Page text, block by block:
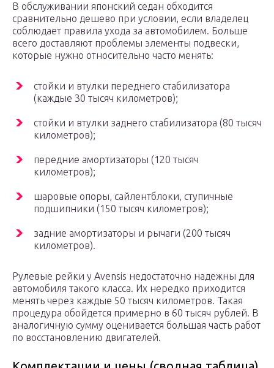
В обслуживании японский седан обходится
сравнительно дешево при условии, если владелец
соблюдает правила ухода за автомобилем. Больше
всего доставляют проблемы элементы подвески,
которые нужно относительно часто менять:
стойки и втулки переднего стабилизатора
(каждые 30 тысяч километров);
стойки и втулки заднего стабилизатора (80 тысяч
километров);
передние амортизаторы (120 тысяч
километров);
шаровые опоры, сайлентблоки, ступичные
подшипники (150 тысяч километров);
задние амортизаторы и рычаги (200 тысяч
километров).
Рулевые рейки у Avensis недостаточно надежны для
автомобиля такого класса. Их нередко приходится
менять через каждые 50 тысяч километров. Такая
процедура обойдется примерно в 60 тысяч рублей. В
аналогичную сумму оценивается большая часть работ
по восстановлению двигателей.